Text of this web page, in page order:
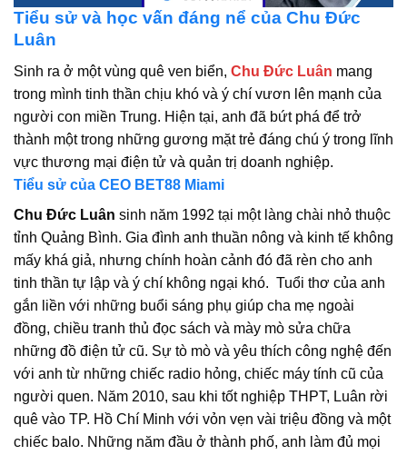
Tiểu sử và học vấn đáng nể của Chu Đức
Luân
Sinh ra ở một vùng quê ven biển, Chu Đức Luân mang
trong mình tinh thần chịu khó và ý chí vươn lên mạnh của
người con miền Trung. Hiện tại, anh đã bứt phá để trở
thành một trong những gương mặt trẻ đáng chú ý trong lĩnh
vực thương mại điện tử và quản trị doanh nghiệp.
Tiểu sử của CEO BET88 Miami
Chu Đức Luân sinh năm 1992 tại một làng chài nhỏ thuộc
tỉnh Quảng Bình. Gia đình anh thuần nông và kinh tế không
mấy khá giả, nhưng chính hoàn cảnh đó đã rèn cho anh
tinh thần tự lập và ý chí không ngại khó. Tuổi thơ của anh
gắn liền với những buổi sáng phụ giúp cha mẹ ngoài
đồng, chiều tranh thủ đọc sách và mày mò sửa chữa
những đồ điện tử cũ. Sự tò mò và yêu thích công nghệ đến
với anh từ những chiếc radio hỏng, chiếc máy tính cũ của
người quen. Năm 2010, sau khi tốt nghiệp THPT, Luân rời
quê vào TP. Hồ Chí Minh với vỏn vẹn vài triệu đồng và một
chiếc balo. Những năm đầu ở thành phố, anh làm đủ mọi